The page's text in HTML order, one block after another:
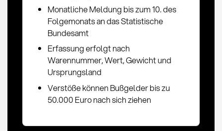
Monatliche Meldung bis zum 10. des
Folgemonats an das Statistische
Bundesamt
Erfassung erfolgt nach
Warennummer, Wert, Gewicht und
Ursprungsland
Verstöße können Bußgelder bis zu
50.000 Euro nach sich ziehen